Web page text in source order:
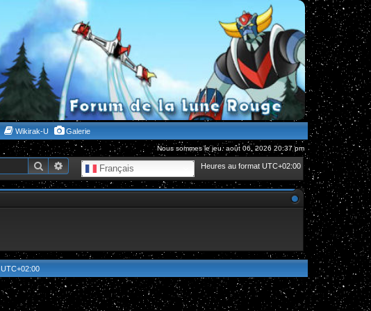
Wikirak-U Galerie
Nous sommes le jeu. août 06, 2026 20:37 pm
Heures au format UTC+02:00
Français
RechercherRecherche avancée
UTC+02:00